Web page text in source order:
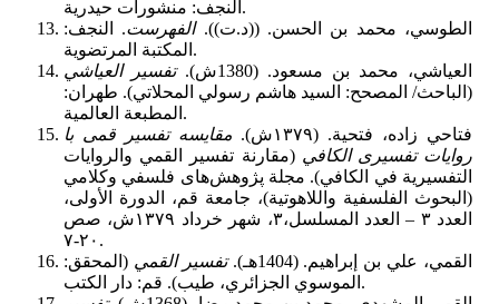
النجف: منشورات حيدرية.
الطوسي، محمد بن الحسن. ((د.ت)).الفهرست. النجف:
المكتبة المرتضوية.
العياشي، محمد بن مسعود. (1380ش).
تفسير العياشي
(الباحث/ المصحح: السيد هاشم رسولي المحلاتي). طهران:
المطبعة العالمية.
فتاحي زاده، فتحية. (١٣٧٩ش).
مقایسه تفسیر قمی با
روایات تفسیری الکافي(مقارنة تفسير القمي والروايات
التفسيرية في الكافي). مجلة پژوهش‌های فلسفي وکلامي
(البحوث الفلسفية واللاهوتية)، جامعة قم، الدورة الأولی،
العدد ٣ – العدد المسلسل،٣، شهر خرداد ١٣٧٩ش، صص
٢٠-٧.
القمي، علي بن إبراهيم. (1404هـ).
تفسير القمي (المحقق:
الموسوي الجزائري، طيب). قم: دار الكتب.